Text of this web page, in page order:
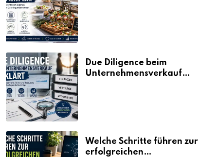
Due Diligence beim
Unternehmensverkauf
Welche Schritte führen zur
erfolgreichen